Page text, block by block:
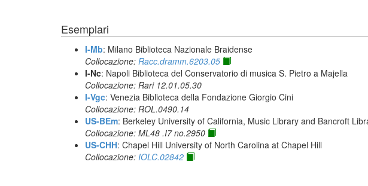
Esemplari
I-Mb: Milano Biblioteca Nazionale Braidense
Collocazione: Racc.dramm.6203.05
I-Nc: Napoli Biblioteca del Conservatorio di musica S. Pietro a Majella
Collocazione: Rari 12.01.05.30
I-Vgc: Venezia Biblioteca della Fondazione Giorgio Cini
Collocazione: ROL.0490.14
US-BEm: Berkeley University of California, Music Library and Bancroft
Collocazione: ML48 .I7 no.2950
US-CHH: Chapel Hill University of North Carolina at Chapel Hill
Collocazione: IOLC.02842